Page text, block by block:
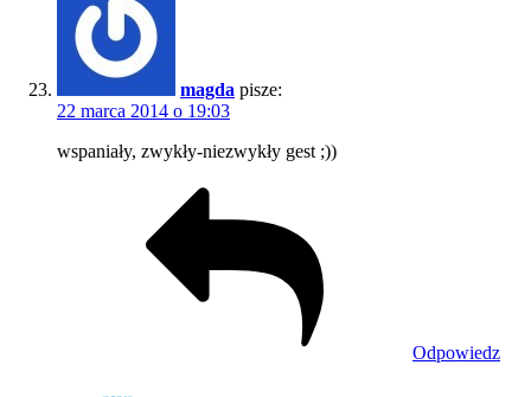
magda pisze:
22 marca 2014 o 19:03
wspaniały, zwykły-niezwykły gest ;))
Odpowiedz